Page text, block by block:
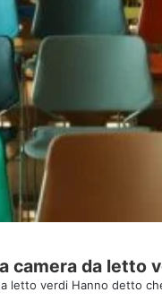
camera da letto
letto verdi Hanno detto